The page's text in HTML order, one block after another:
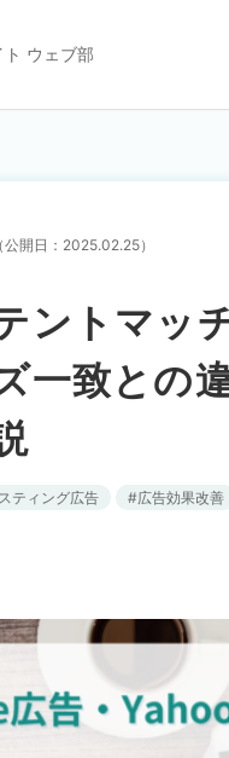
ウェブ部
ントマッ
一致との
（公開日： 2025.02.25）
ティング広告 広告効果改善